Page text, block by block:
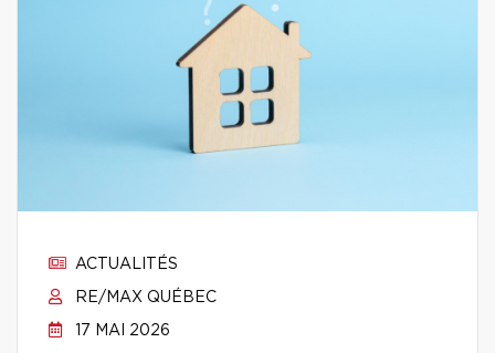
ACTUALITÉS
RE/MAX QUÉBEC
17 MAI 2026